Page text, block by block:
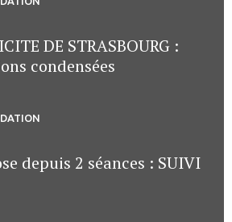
DE STRASBOURG :
condensées
depuis 2 séances : SUIVI